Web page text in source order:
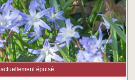
actuellement épuisé